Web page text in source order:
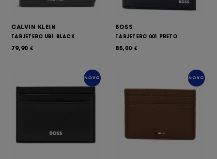
CALVIN KLEIN
TARJETERO UB1 BLACK
79,90 €
BOSS
TARJETERO 001 PRETO
85,00 €
NOVO NOVO